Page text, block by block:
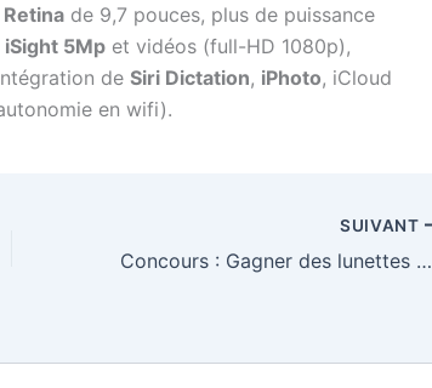
de 9,7 pouces, plus de puissance
5Mp et vidéos (full-HD 1080p),
de Siri Dictation, iPhoto, iCloud
en wifi).
SUIVANT
Concours : Gagner des lunettes de soleil Made in 15